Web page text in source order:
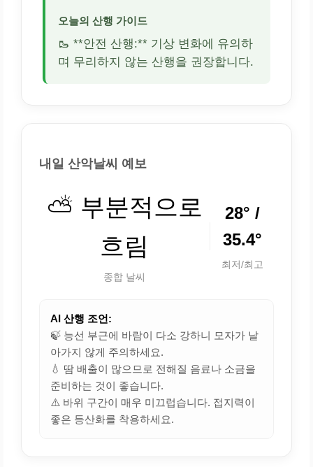
오늘의 산행 가이드
🥾 **안전 산행:** 기상 변화에 유의하
며 무리하지 않는 산행을 권장합니다.
내일 산악날씨 예보
⛅ 부분적으로
흐림
종합 날씨
28° /
35.4°
최저/최고
AI 산행 조언:
🍃 능선 부근에 바람이 다소 강하니 모자가 날
아가지 않게 주의하세요.
💧 땀 배출이 많으므로 전해질 음료나 소금을
준비하는 것이 좋습니다.
⚠️ 바위 구간이 매우 미끄럽습니다. 접지력이
좋은 등산화를 착용하세요.